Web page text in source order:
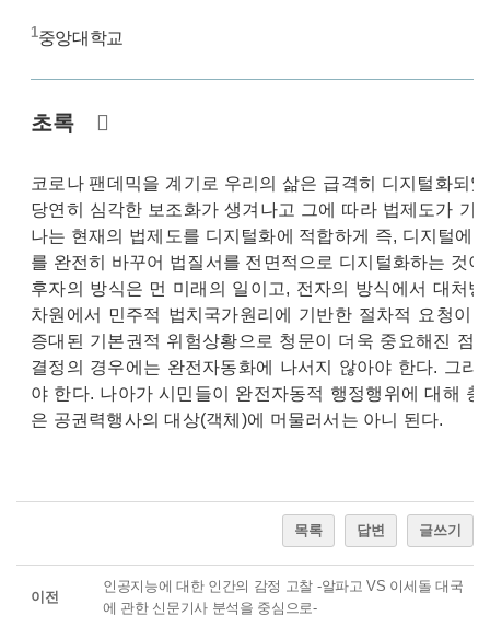
1중앙대학교
초록
코로나 팬데믹을 계기로 우리의 삶은 급격히 디지털화되
당연히 심각한 보조화가 생겨나고 그에 따라 법제도가
나는 현재의 법제도를 디지털화에 적합하게 즉, 디지털에
를 완전히 바꾸어 법질서를 전면적으로 디지털화하는 것
후자의 방식은 먼 미래의 일이고, 전자의 방식에서 대처
차원에서 민주적 법치국가원리에 기반한 절차적 요청이
증대된 기본권적 위험상황으로 청문이 더욱 중요해진 점
결정의 경우에는 완전자동화에 나서지 않아야 한다. 그
야 한다. 나아가 시민들이 완전자동적 행정행위에 대해
은 공권력행사의 대상(객체)에 머물러서는 아니 된다.
목록 답변 글쓰기
이전
인공지능에 대한 인간의 감정 고찰 -알파고 VS 이세돌 대국
에 관한 신문기사 분석을 중심으로-